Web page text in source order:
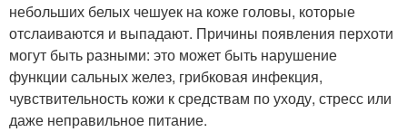
небольших белых чешуек на коже головы, которые
отслаиваются и выпадают. Причины появления перхоти
могут быть разными: это может быть нарушение
функции сальных желез, грибковая инфекция,
чувствительность кожи к средствам по уходу, стресс или
даже неправильное питание.